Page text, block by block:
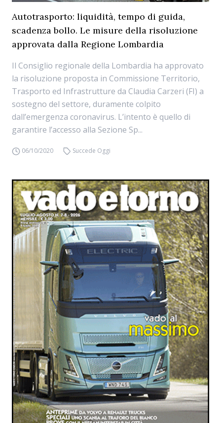
Autotrasporto: liquidità, tempo di guida,
scadenza bollo. Le misure della risoluzione
approvata dalla Regione Lombardia
Il Consiglio regionale della Lombardia ha approvato
la risoluzione proposta in Commissione Territorio,
Trasporto ed Infrastrutture da Claudia Carzeri (FI) a
sostegno del settore, duramente colpito
dall’emergenza coronavirus. L’intento è quello di
garantire l’accesso alla Sezione Sp...
06/10/2020 Succede Oggi